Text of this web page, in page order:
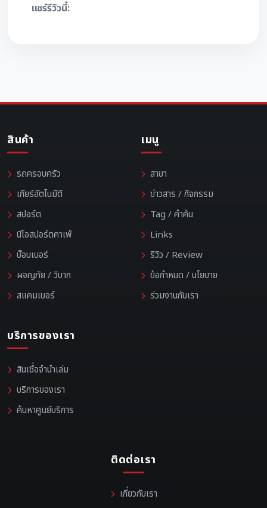
แชร์รีวิวนี้:
สินค้า
รถครอบครัว
เกียร์อัตโนมัติ
สปอร์ต
นีโอสปอร์ตคาเฟ่
บ๊อบเบอร์
ผจญภัย / วิบาก
สแคมเบอร์
เมนู
สาขา
ข่าวสาร / กิจกรรม
Tag / คำค้น
Links
รีวิว / Review
ข้อกำหนด / นโยบาย
ร่วมงานกับเรา
บริการของเรา
สินเชื่อจำนำเล่ม
บริการของเรา
ค้นหาศูนย์บริการ
ติดต่อเรา
เกี่ยวกับเรา